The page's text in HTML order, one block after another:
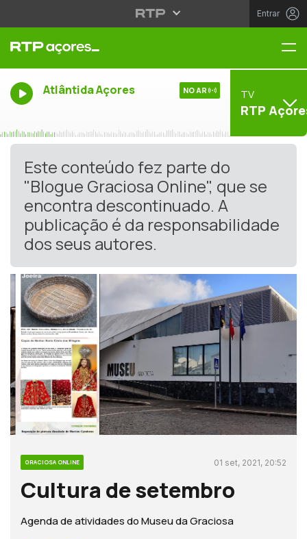
Entrar
Atlântida Açores NO AR TV
RTP
Este conteúdo fez parte do
"Blogue Graciosa Online", que se
encontra descontinuado. A
publicação é da responsabilidade
dos seus autores.
GRACIOSA ONLINE 01 set, 2021, 20:52
Cultura de setembro
Agenda de atividades do Museu da Graciosa